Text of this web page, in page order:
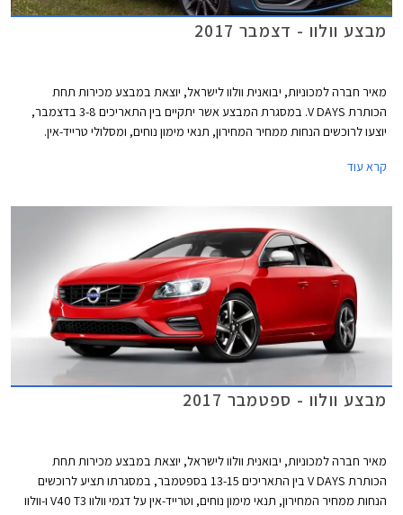
מבצע וולוו - דצמבר 2017
מאיר חברה למכוניות, יבואנית וולוו לישראל, יוצאת במבצע מכירות תחת
הכותרת V DAYS. במסגרת המבצע אשר יתקיים בין התאריכים 3-8 בדצמבר,
יוצעו לרוכשים הנחות ממחיר המחירון, תנאי מימון נוחים, ומסלולי טרייד-אין.
קרא עוד
מבצע וולוו - ספטמבר 2017
מאיר חברה למכוניות, יבואנית וולוו לישראל, יוצאת במבצע מכירות תחת
הכותרת V DAYS בין התאריכים 13-15 בספטמבר, במסגרתו תציע לרוכשים
הנחות ממחיר המחירון, תנאי מימון נוחים, וטרייד-אין על דגמי וולוו V40 T3 ו-וולוו